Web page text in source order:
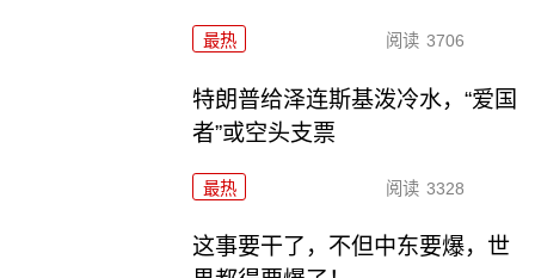
最热 阅读 3706
特朗普给泽连斯基泼冷水，“爱国
者”或空头支票
最热 阅读 3328
这事要干了，不但中东要爆，世